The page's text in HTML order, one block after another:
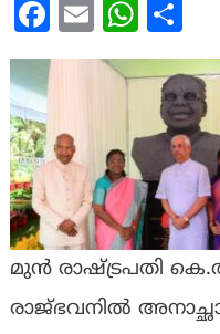
Facebook
Email
മുൻ രാഷ്ട്രപതി
രാജ്ഭവനിൽ